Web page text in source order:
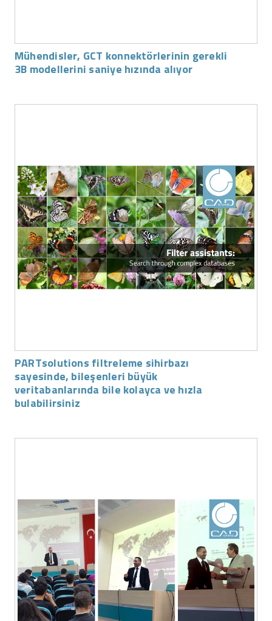
Mühendisler, GCT konnektörlerinin gerekli
3B modellerini saniye hızında alıyor
PARTsolutions filtreleme sihirbazı
sayesinde, bileşenleri büyük
veritabanlarında bile kolayca ve hızla
bulabilirsiniz